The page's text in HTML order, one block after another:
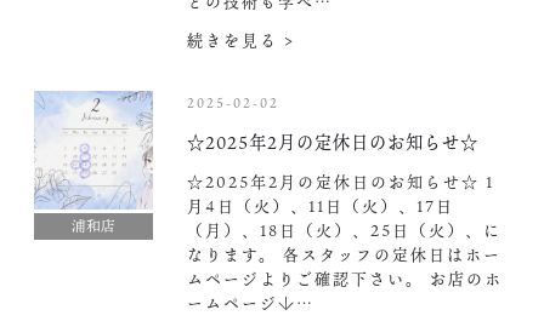
続きを見る >
浦和店
2025-02-02
☆2025年2月の定休日のお知らせ☆
☆2025年2月の定休日のお知らせ☆ 1
月4日（火）、11日（火）、17日
（月）、18日（火）、25日（火）、に
なります。 各スタッフの定休日はホー
ムページよりご確認下さい。 お店のホ
ームページ↓…